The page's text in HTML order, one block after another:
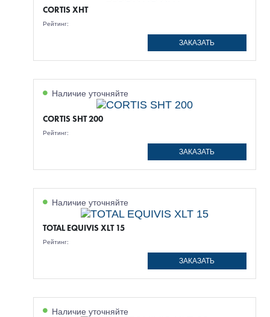
CORTIS XHT
Рейтинг:
ЗАКАЗАТЬ
Наличие уточняйте
CORTIS SHT 200
Рейтинг:
ЗАКАЗАТЬ
Наличие уточняйте
TOTAL EQUIVIS XLT 15
Рейтинг:
ЗАКАЗАТЬ
Наличие уточняйте